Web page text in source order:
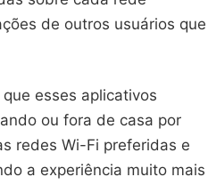
de outros usuários que
esses aplicativos
ou fora de casa por
redes Wi-Fi preferidas e
a experiência muito mais